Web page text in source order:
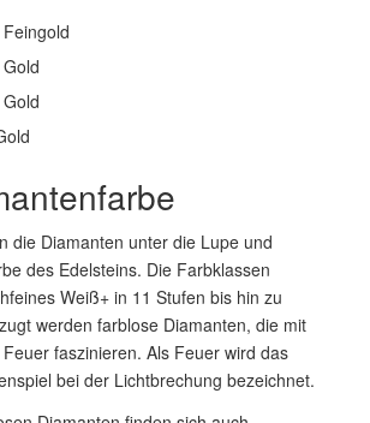
die Diamanten unter die Lupe und
des Edelsteins. Die Farbklassen
Weiß+ in 11 Stufen bis hin zu
werden farblose Diamanten, die mit
faszinieren. Als Feuer wird das
bei der Lichtbrechung bezeichnet.